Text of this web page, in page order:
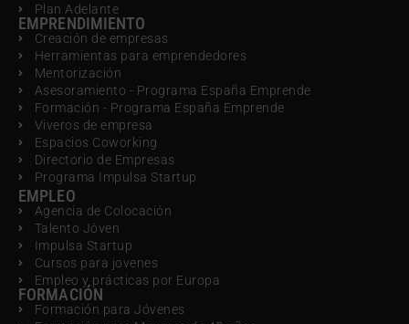
Plan Adelante
EMPRENDIMIENTO
Creación de empresas
Herramientas para emprendedores
Mentorización
Asesoramiento - Programa España Emprende
Formación - Programa España Emprende
Viveros de empresa
Espacios Coworking
Directorio de Empresas
Programa Impulsa Startup
EMPLEO
Agencia de Colocación
Talento Jóven
Impulsa Startup
Cursos para jovenes
Empleo y prácticas por Europa
FORMACIÓN
Formación para Jóvenes